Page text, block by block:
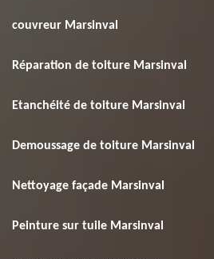
couvreur Marsinval
Réparation de toiture Marsinval
Etanchéité de toiture Marsinval
Demoussage de toiture Marsinval
Nettoyage façade Marsinval
Peinture sur tuile Marsinval